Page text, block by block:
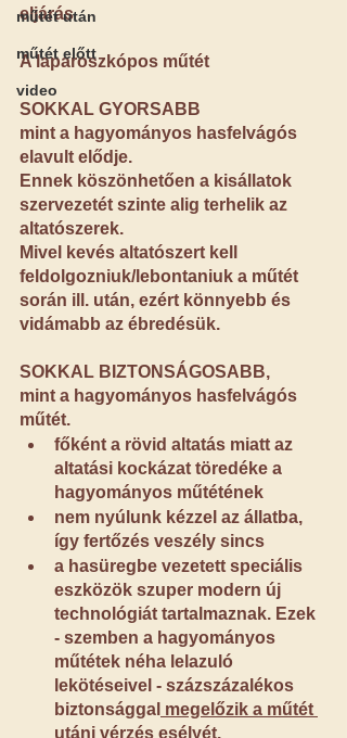
műtét után
műtét előtt
video
eljárás
A laparoszkópos műtét
SOKKAL GYORSABB
mint a hagyományos hasfelvágós
elavult elődje.
Ennek köszönhetően a kisállatok
szervezetét szinte alig terhelik az
altatószerek.
Mivel kevés altatószert kell
feldolgozniuk/lebontaniuk a műtét
során ill. után, ezért könnyebb és
vidámabb az ébredésük.
SOKKAL BIZTONSÁGOSABB,
mint a hagyományos hasfelvágós
műtét.
főként a rövid altatás miatt az
altatási kockázat töredéke a
hagyományos műtétének
nem nyúlunk kézzel az állatba,
így fertőzés veszély sincs
a hasüregbe vezetett speciális
eszközök szuper modern új
technológiát tartalmaznak. Ezek
- szemben a hagyományos
műtétek néha lelazuló
lekötéseivel - százszázalékos
biztonsággal megelőzik a műtét
utáni vérzés esélyét.